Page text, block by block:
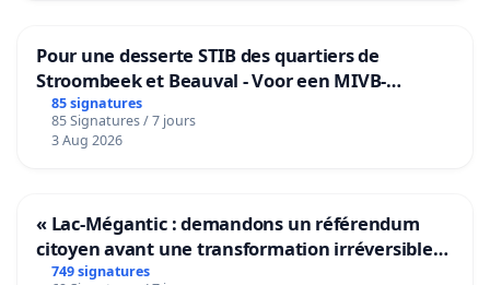
Pour une desserte STIB des quartiers de
Stroombeek et Beauval - Voor een MIVB-
bediening van de wijken Strombeek en Het
Voor
85 signatures
85 Signatures / 7 jours
3 Aug 2026
« Lac-Mégantic : demandons un référendum
citoyen avant une transformation irréversible
de notre territoire »
749 signatures